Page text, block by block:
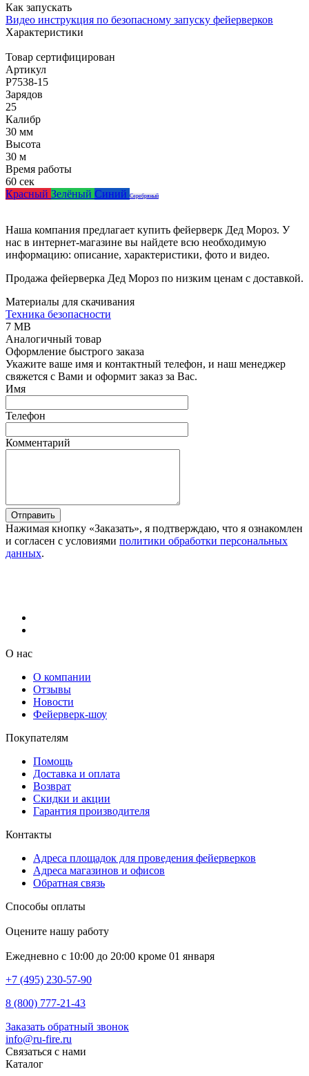
Как запускать
Видео инструкция по безопасному запуску фейерверков
Характеристики
Товар сертифицирован
Артикул
Р7538-15
Зарядов
25
Калибр
30 мм
Высота
30 м
Время работы
60 сек
Красный Зелёный Синий Серебряный
Наша компания предлагает купить фейерверк Дед Мороз. У
нас в интернет-магазине вы найдете всю необходимую
информацию: описание, характеристики, фото и видео.
Продажа фейерверка Дед Мороз по низким ценам с доставкой.
Материалы для скачивания
Техника безопасности
7 MB
Аналогичный товар
Оформление быстрого заказа
Укажите ваше имя и контактный телефон, и наш менеджер
свяжется с Вами и оформит заказ за Вас.
Имя
Телефон
Комментарий
Отправить
Нажимая кнопку «Заказать», я подтверждаю, что я ознакомлен
и согласен с условиями политики обработки персональных
данных.
О нас
О компании
Отзывы
Новости
Фейерверк-шоу
Покупателям
Помощь
Доставка и оплата
Возврат
Скидки и акции
Гарантия производителя
Контакты
Адреса площадок для проведения фейерверков
Адреса магазинов и офисов
Обратная связь
Способы оплаты
Оцените нашу работу
Ежедневно с 10:00 до 20:00 кроме 01 января
+7 (495) 230-57-90
8 (800) 777-21-43
Заказать обратный звонок
info@ru-fire.ru
Связаться с нами
Каталог